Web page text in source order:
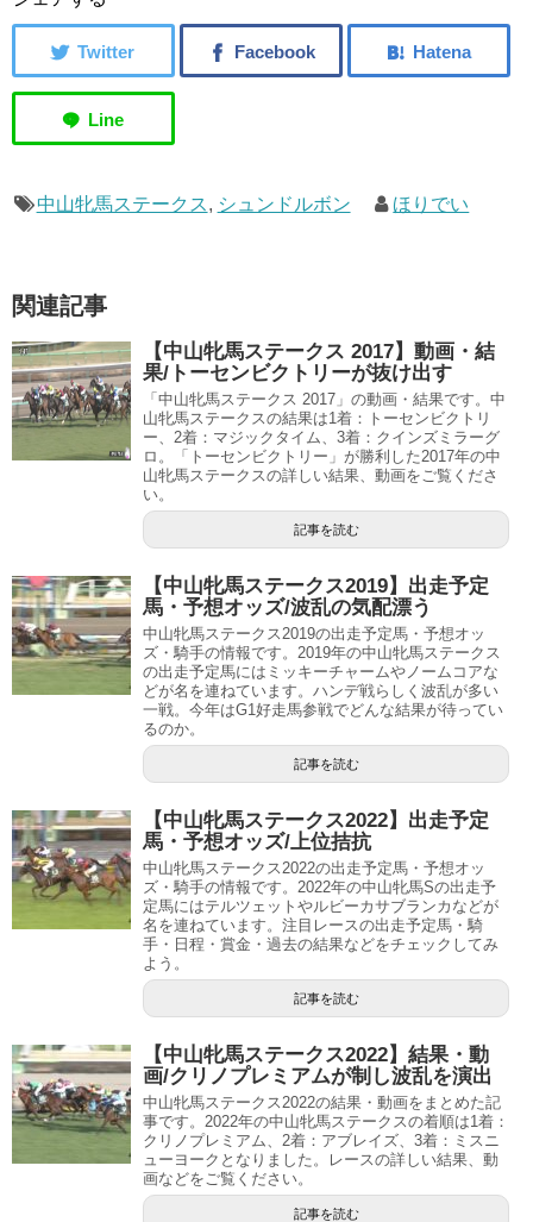
中山牝馬ステークス, シュンドルボン ほりでい
関連記事
【中山牝馬ステークス 2017】動画・結
果/トーセンビクトリーが抜け出す
「中山牝馬ステークス 2017」の動画・結果です。中
山牝馬ステークスの結果は1着：トーセンビクトリ
ー、2着：マジックタイム、3着：クインズミラーグ
ロ。「トーセンビクトリー」が勝利した2017年の中
山牝馬ステークスの詳しい結果、動画をご覧くださ
い。
記事を読む
【中山牝馬ステークス2019】出走予定
馬・予想オッズ/波乱の気配漂う
中山牝馬ステークス2019の出走予定馬・予想オッ
ズ・騎手の情報です。2019年の中山牝馬ステークス
の出走予定馬にはミッキーチャームやノームコアな
どが名を連ねています。ハンデ戦らしく波乱が多い
一戦。今年はG1好走馬参戦でどんな結果が待ってい
るのか。
記事を読む
【中山牝馬ステークス2022】出走予定
馬・予想オッズ/上位拮抗
中山牝馬ステークス2022の出走予定馬・予想オッ
ズ・騎手の情報です。2022年の中山牝馬Sの出走予
定馬にはテルツェットやルビーカサブランカなどが
名を連ねています。注目レースの出走予定馬・騎
手・日程・賞金・過去の結果などをチェックしてみ
よう。
記事を読む
【中山牝馬ステークス2022】結果・動
画/クリノプレミアムが制し波乱を演出
中山牝馬ステークス2022の結果・動画をまとめた記
事です。2022年の中山牝馬ステークスの着順は1着：
クリノプレミアム、2着：アブレイズ、3着：ミスニ
ューヨークとなりました。レースの詳しい結果、動
画などをご覧ください。
記事を読む